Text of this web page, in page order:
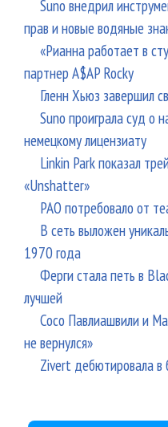
Suno внедрил
прав и новые водяные
«Рианна работает в
партнер A$AP Rocky
Гленн Хьюз завершил
Suno проиграла суд о
немецкому лицензиату
Linkin Park показал
«Unshatter»
РАО потребовало от
В сеть выложен
1970 года
Ферги стала петь в
лучшей
Сосо Павлиашвили и
не вернулся»
Zivert дебютировала в